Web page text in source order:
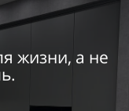
жизни, а не